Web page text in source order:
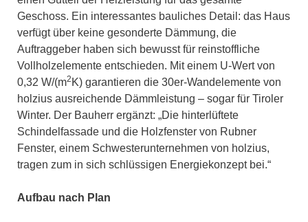
Geschoss. Ein interessantes bauliches Detail: das Haus
verfügt über keine gesonderte Dämmung, die
Auftraggeber haben sich bewusst für reinstoffliche
Vollholzelemente entschieden. Mit einem U-Wert von
0,32 W/(m2 K) garantieren die 30er-Wandelemente von
holzius ausreichende Dämmleistung – sogar für Tiroler
Winter. Der Bauherr ergänzt: „Die hinterlüftete
Schindelfassade und die Holzfenster von Rubner
Fenster, einem Schwesterunternehmen von holzius,
tragen zum in sich schlüssigen Energiekonzept bei.“
Aufbau nach Plan